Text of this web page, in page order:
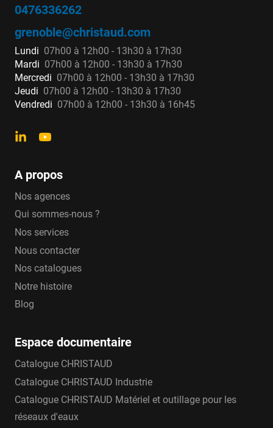
0476336262
grenoble@christaud.com
Lundi 07h00 à 12h00 - 13h30 à 17h30
Mardi 07h00 à 12h00 - 13h30 à 17h30
Mercredi 07h00 à 12h00 - 13h30 à 17h30
Jeudi 07h00 à 12h00 - 13h30 à 17h30
Vendredi 07h00 à 12h00 - 13h30 à 16h45
A propos
Nos agences
Qui sommes-nous ?
Nos services
Nous contacter
Nos catalogues
Notre histoire
Blog
Espace documentaire
Catalogue CHRISTAUD
Catalogue CHRISTAUD Industrie
Catalogue CHRISTAUD Matériel et outillage pour les
réseaux d'eaux